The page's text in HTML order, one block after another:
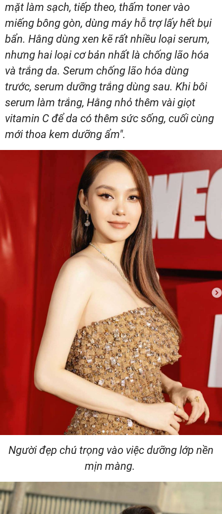
mặt làm sạch, tiếp theo, thấm toner vào
miếng bông gòn, dùng máy hỗ trợ lấy hết bụi
bẩn. Hằng dùng xen kẽ rất nhiều loại serum,
nhưng hai loại cơ bản nhất là chống lão hóa
và trắng da. Serum chống lão hóa dùng
trước, serum dưỡng trắng dùng sau. Khi bôi
serum làm trắng, Hằng nhỏ thêm vài giọt
vitamin C để da có thêm sức sống, cuối cùng
mới thoa kem dưỡng ẩm".
Người đẹp chú trọng vào việc dưỡng lớp nền
mịn màng.